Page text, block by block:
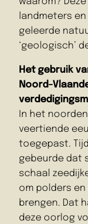
landmeters
geleerde
‘geologisch’
Het gebruik
Noord-
In het
veertiende
toegepast.
gebeurde dat
schaal
om polders
brengen. Dat
deze oorlog